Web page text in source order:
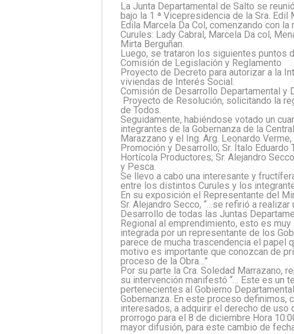
La Junta Departamental de Salto se
bajo la 1 ª Vicepresidencia de la Sra.
Edila Marcela Da Col, comenzando con
Curules: Lady Cabral, Marcela Da col,
Mirta Berguñan.
Luego, se trataron los siguientes puntos
Comisión de Legislación y Reglamento
Proyecto de Decreto para autorizar a la
viviendas de Interés Social.
Comisión de Desarrollo Departamental y
Proyecto de Resolución, solicitando la
de Todos.
Seguidamente, habiéndose votado un
integrantes de la Gobernanza de la
Marazzano y el Ing. Arg. Leonardo
Promoción y Desarrollo; Sr. Ítalo Eduardo
Hortícola Productores; Sr. Alejandro
y Pesca.
Se llevo a cabo una interesante y
entre los distintos Curules y los
En su exposición el Representante del
Sr. Alejandro Secco, “…se refirió a
Desarrollo de todas las Juntas
Regional al emprendimiento, esto es
integrada por un representante de los
parece de mucha trascendencia el papel
motivo es importante que conozcan de
proceso de la Obra…”
Por su parte la Cra. Soledad Marrazano,
su intervención manifestó “… Este es un
pertenecientes al Gobierno
Gobernanza. En este proceso definimos,
interesados, a adquirir el derecho de
prorrogo para el 8 de diciembre Hora
mayor difusión, para este cambio de